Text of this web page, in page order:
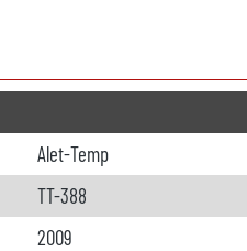
Alet-Temp
TT-388
2009